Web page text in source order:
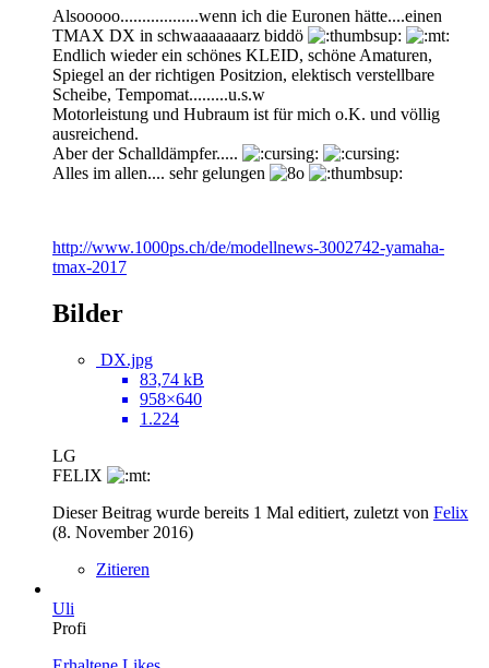
Alsooooo..................wenn ich die Euronen hätte....einen
TMAX DX in schwaaaaaaarz biddö
Endlich wieder ein schönes KLEID, schöne Amaturen,
Spiegel an der richtigen Positzion, elektisch verstellbare
Scheibe, Tempomat.........u.s.w
Motorleistung und Hubraum ist für mich o.K. und völlig
ausreichend.
Aber der Schalldämpfer.....
Alles im allen.... sehr gelungen
http://www.1000ps.ch/de/modellnews-3002742-yamaha-
tmax-2017
Bilder
DX.jpg
83,74 kB
958×640
1.224
LG
FELIX
Dieser Beitrag wurde bereits 1 Mal editiert, zuletzt von Felix
(8. November 2016)
Zitieren
Uli
Profi